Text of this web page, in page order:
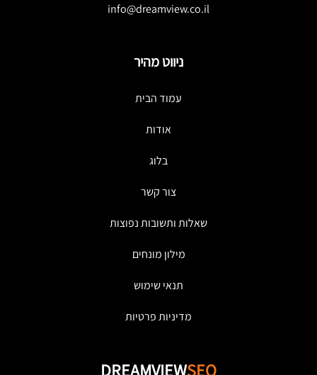
info@dreamview.co.il
ניווט מהיר
עמוד הבית
אודות
בלוג
צור קשר
שאלות ותשובות נפוצות
מילון מונחים
תנאי שימוש
מדיניות פרטיות
DREAMVIEWSEO